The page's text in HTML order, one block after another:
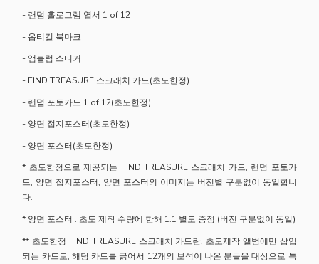
- 랜덤 홀로그램 엽서 1 of 12
- 옵티컬 북마크
- 앰블럼 스티커
- FIND TREASURE 스크래치 카드(초도한정)
- 랜덤 포토카드 1 of 12(초도한정)
- 양면 접지포스터(초도한정)
- 양면 포스터(초도한정)
* 초도한정으로 제공되는 FIND TREASURE 스크래치 카드, 랜덤 포토카
드, 양면 접지포스터, 양면 포스터의 이미지는 버전별 구분없이 동일합니
다.
* 양면 포스터 : 초도 제작 수량에 한해 1:1 별도 증정 (버전 구분없이 동일)
** 초도한정 FIND TREASURE 스크래치 카드란, 초도제작 앨범에만 삽입
되는 카드로, 해당 카드를 긁어서 12개의 보석이 나온 분들을 대상으로 특